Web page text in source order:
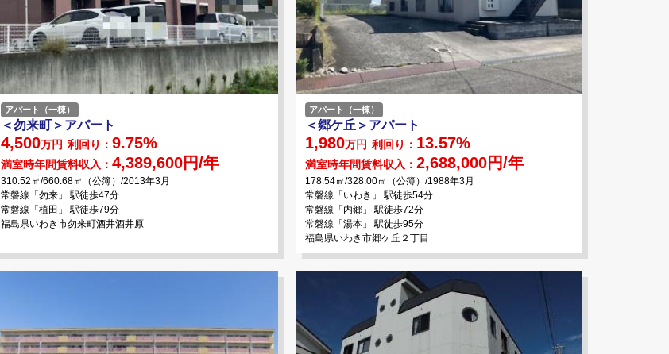
アパート（一棟）
＜勿来町＞アパート
4,500万円 利回り： 9.75%
満室時年間賃料収入： 4,389,600円/年
310.52㎡/660.68㎡（公簿）/2013年3月
常磐線「勿来」 駅徒歩47分
常磐線「植田」 駅徒歩79分
福島県いわき市勿来町酒井酒井原
アパート（一棟）
＜郷ケ丘＞アパート
1,980万円 利回り： 13.57%
満室時年間賃料収入： 2,688,000円/年
178.54㎡/328.00㎡（公簿）/1988年3月
常磐線「いわき」 駅徒歩54分
常磐線「内郷」 駅徒歩72分
常磐線「湯本」 駅徒歩95分
福島県いわき市郷ケ丘２丁目